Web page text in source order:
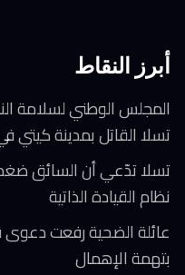
أبرز النقاط
تسلا القاتل بمدينة
تسلا تدّعي أن السائق
نظام القيادة الذاتية
عائلة الضحية رفعت
بتهمة الإهمال